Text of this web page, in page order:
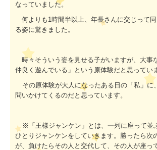
なっていました。
何よりも 1時間半以上、年長さんに交じって
る姿に驚きました。
時々そういう姿を見せる子がいますが、大事
仲良く遊んでいる」という原体験だと思ってい
その原体験が大人になったある日の「私」に
問いかけてくるのだと思っています。
※「王様ジャンケン」とは、一列に座って並
ひとりジャンケンをしていきます。勝ったら次
が、負けたらその人と交代して、その人が座っ